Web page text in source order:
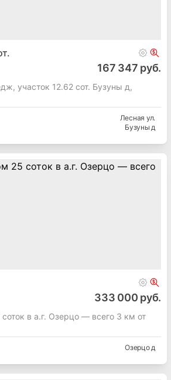
167 347 руб.
участок 12.62 сот. Бузуны д,
Лесная ул.
Бузуны д
333 000 руб.
в а.г. Озерцо — всего 3 км от
Озерцо д